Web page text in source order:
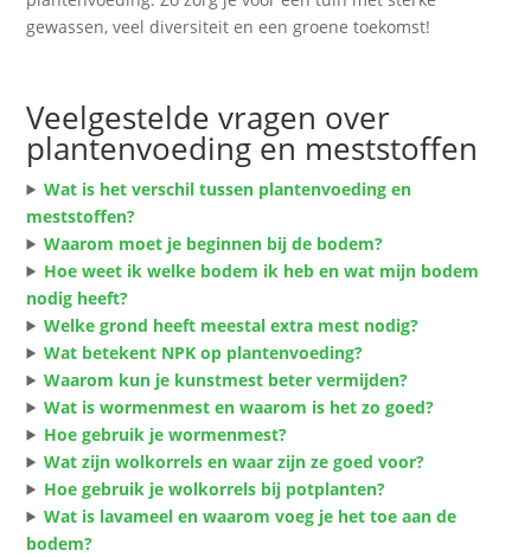
gewassen, veel diversiteit en een groene toekomst!
Veelgestelde vragen over
plantenvoeding en meststoffen
Wat is het verschil tussen plantenvoeding en
meststoffen?
Waarom moet je beginnen bij de bodem?
Hoe weet ik welke bodem ik heb en wat mijn bodem
nodig heeft?
Welke grond heeft meestal extra mest nodig?
Wat betekent NPK op plantenvoeding?
Waarom kun je kunstmest beter vermijden?
Wat is wormenmest en waarom is het zo goed?
Hoe gebruik je wormenmest?
Wat zijn wolkorrels en waar zijn ze goed voor?
Hoe gebruik je wolkorrels bij potplanten?
Wat is lavameel en waarom voeg je het toe aan de
bodem?